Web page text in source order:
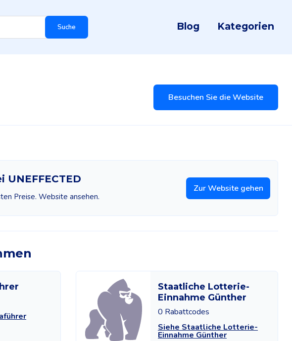
Suche Blog Kategorien
Besuchen Sie die Website
Preise. Website ansehen.
Zur Website gehen
Staatliche Lotterie-
Einnahme Günther
0 Rabattcodes
Siehe Staatliche Lotterie-
Einnahme Günther